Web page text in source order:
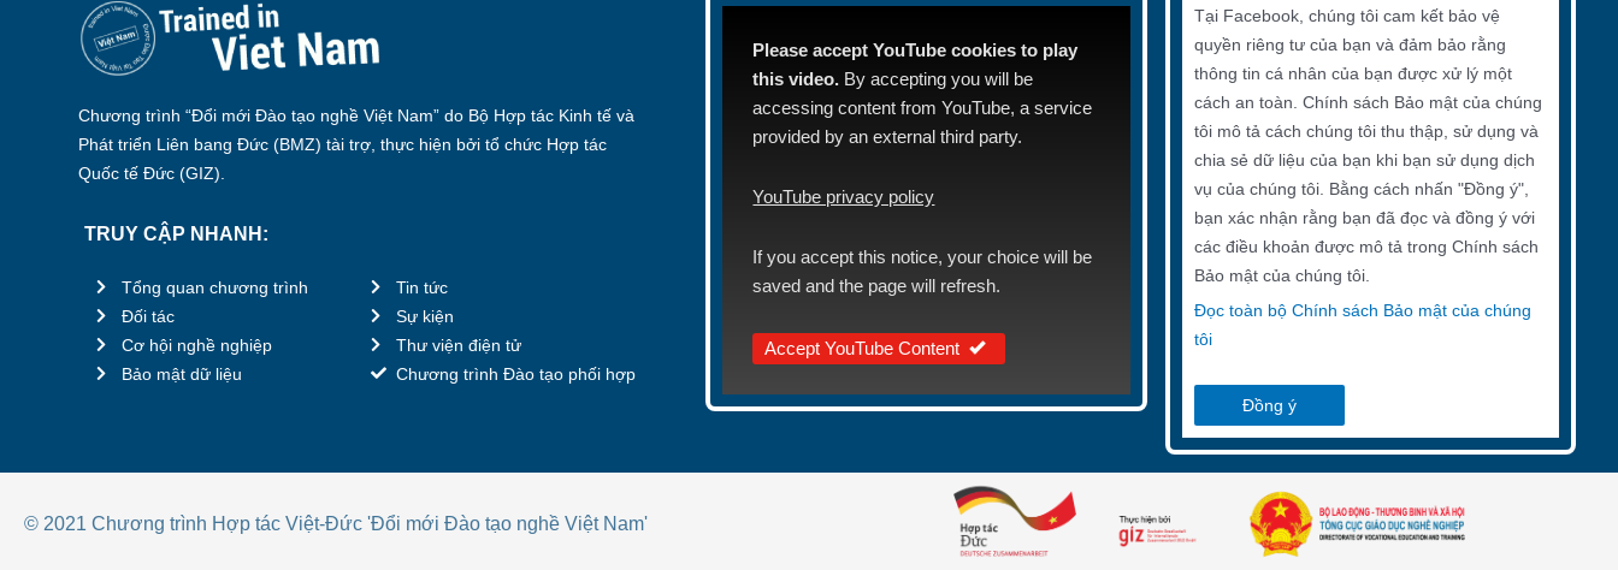
Chương trình “Đổi mới Đào tạo nghề Việt Nam” do Bộ Hợp tác Kinh tế và
Phát triển Liên bang Đức (BMZ) tài trợ, thực hiện bởi tổ chức Hợp tác
Quốc tế Đức (GIZ).
TRUY CẬP NHANH:
Tổng quan chương trình
Đối tác
Cơ hội nghề nghiệp
Bảo mật dữ liệu
Tin tức
Sự kiện
Thư viện điện tử
Chương trình Đào tạo phối hợp
Please accept YouTube cookies to play
this video. By accepting you will be
accessing content from YouTube, a service
provided by an external third party.
YouTube privacy policy
If you accept this notice, your choice will be
saved and the page will refresh.
Accept YouTube Content
Tại Facebook, chúng tôi cam kết bảo vệ
quyền riêng tư của bạn và đảm bảo rằng
thông tin cá nhân của bạn được xử lý một
cách an toàn. Chính sách Bảo mật của chúng
tôi mô tả cách chúng tôi thu thập, sử dụng và
chia sẻ dữ liệu của bạn khi bạn sử dụng dịch
vụ của chúng tôi. Bằng cách nhấn "Đồng ý",
bạn xác nhận rằng bạn đã đọc và đồng ý với
các điều khoản được mô tả trong Chính sách
Bảo mật của chúng tôi.
Đọc toàn bộ Chính sách Bảo mật của chúng
tôi
Đồng ý
© 2021 Chương trình Hợp tác Việt-Đức 'Đổi mới Đào tạo nghề Việt Nam'